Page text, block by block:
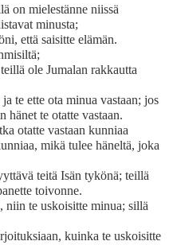
on mielestänne niissä
minusta;
että saisitte elämän.
ole Jumalan rakkautta
te ette ota minua vastaan; jos
hänet te otatte vastaan.
otatte vastaan kunniaa
mikä tulee häneltä, joka
teitä Isän tykönä; teillä
toivonne.
niin te uskoisitte minua; sillä
kuinka te uskoisitte